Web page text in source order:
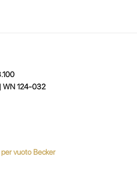
124-032
vuoto Becker